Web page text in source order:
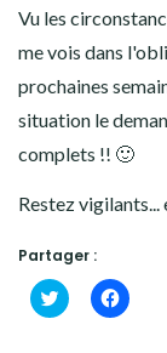
Vu les
me vois dans
prochaines
situation le
complets !! 🙂
Restez
Partager :
Cliquez
pour
Cliquez
pour